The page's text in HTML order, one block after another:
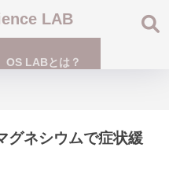
LAB
OS LABとは？
グネシウムで症状緩